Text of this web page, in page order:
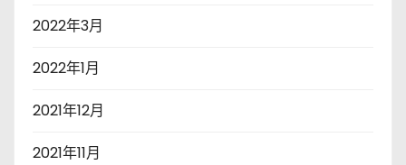
2022年3月
2022年1月
2021年12月
2021年11月